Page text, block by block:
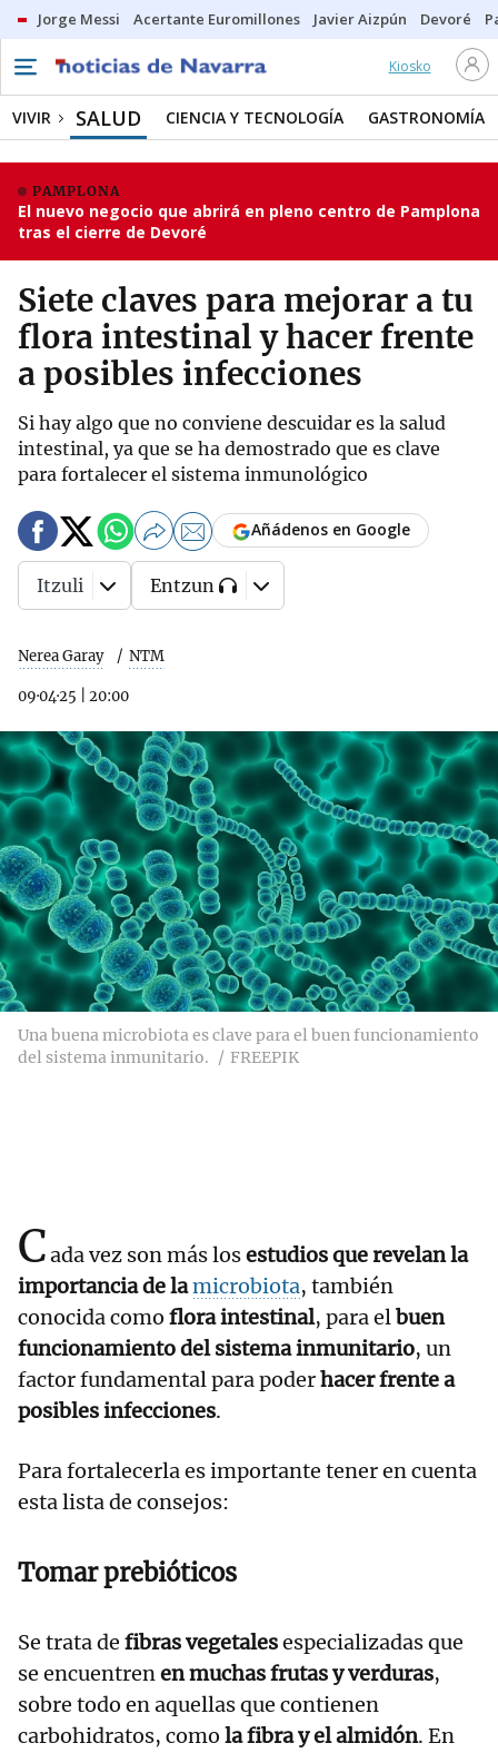
Jorge Messi Acertante Euromillones Javier Aizpún Devoré
Kiosko
VIVIR SALUD CIENCIA Y TECNOLOGÍA GASTRONOMÍA
PAMPLONA
El nuevo negocio que abrirá en pleno centro de Pamplona
tras el cierre de Devoré
Siete claves para mejorar a tu
flora intestinal y hacer frente
a posibles infecciones
Si hay algo que no conviene descuidar es la salud
intestinal, ya que se ha demostrado que es clave
para fortalecer el sistema inmunológico
Nerea Garay NTM
09·04·25 20:00
Añádenos en Google
Itzuli Entzun
Una buena microbiota es clave para el buen funcionamiento
del sistema inmunitario.
FREEPIK
Cada vez son más losestudios que revelan la
importancia de lamicrobiota, también
conocida como flora intestinal, para elbuen
funcionamiento del sistema inmunitario, un
factor fundamental para poderhacer frente a
posibles infecciones.
Para fortalecerla es importante tener en cuenta
esta lista de consejos:
Tomar prebióticos
Se trata de fibras vegetalesespecializadas que
se encuentrenen muchas frutas y verduras,
sobre todo en aquellas que contienen
carbohidratos, como la fibra y el almidón. En